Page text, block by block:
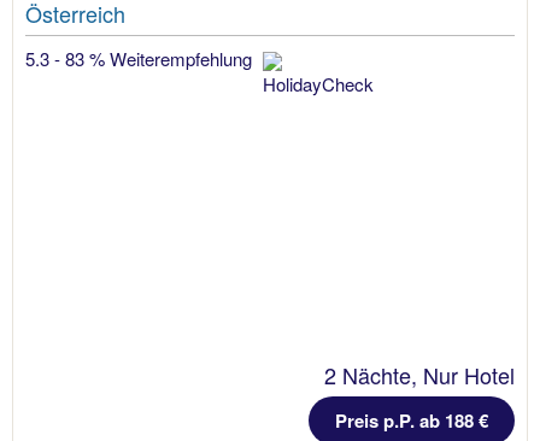
Österreich
5.3 - 83 % Weiterempfehlung
2 Nächte, Nur Hotel
Preis p.P. ab 188 €